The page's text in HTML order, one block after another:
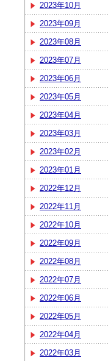
2023年10月
2023年09月
2023年08月
2023年07月
2023年06月
2023年05月
2023年04月
2023年03月
2023年02月
2023年01月
2022年12月
2022年11月
2022年10月
2022年09月
2022年08月
2022年07月
2022年06月
2022年05月
2022年04月
2022年03月